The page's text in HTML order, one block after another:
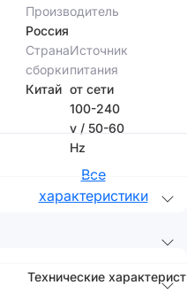
Производитель
Россия
Страна
сборки
Китай
Источник
питания
от сети
100-240
v / 50-60
Hz
Все
характеристики
Технические